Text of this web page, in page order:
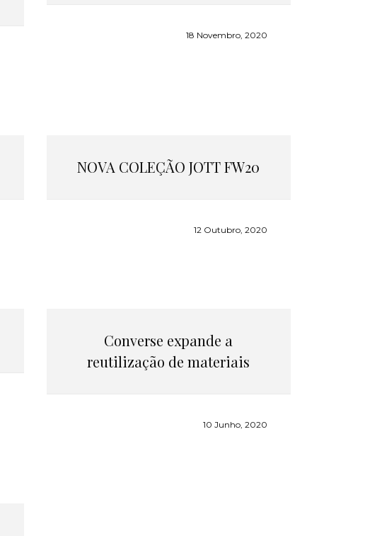
18 Novembro, 2020
NOVA COLEÇÃO JOTT FW20
12 Outubro, 2020
Converse expande a
reutilização de materiais
10 Junho, 2020